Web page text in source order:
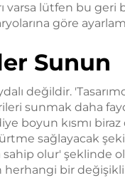
varsa lütfen bu geri
göre
Sunun
değildir.
sunmak daha
boyun kısmı biraz
sağlayacak
sahip olur' şeklinde
herhangi bir